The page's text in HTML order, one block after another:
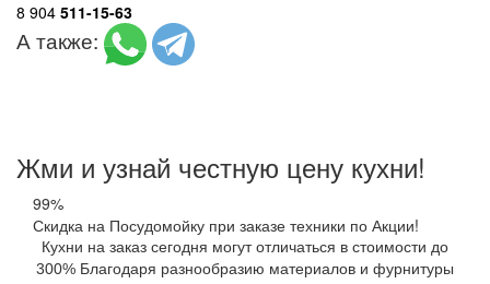
8 904 511-15-63
А также:
Жми и узнай честную цену кухни!
99%
Скидка на Посудомойку при заказе техники по Акции!
Кухни на заказ сегодня могут отличаться в стоимости до
300% Благодаря разнообразию материалов и фурнитуры